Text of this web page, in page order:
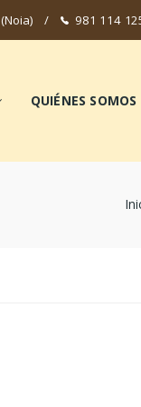
(Noia) / 981 114
QUIÉNES SOMOS